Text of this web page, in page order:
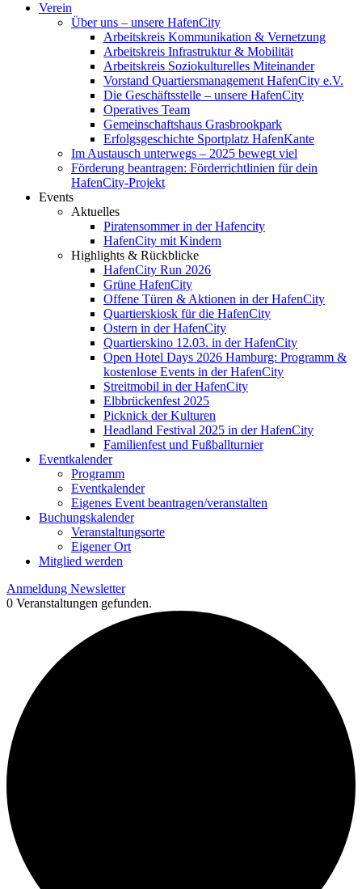
Verein
Über uns – unsere HafenCity
Arbeitskreis Kommunikation & Vernetzung
Arbeitskreis Infrastruktur & Mobilität
Arbeitskreis Soziokulturelles Miteinander
Vorstand Quartiersmanagement HafenCity e.V.
Die Geschäftsstelle – unsere HafenCity
Operatives Team
Gemeinschaftshaus Grasbrookpark
Erfolgsgeschichte Sportplatz HafenKante
Im Austausch unterwegs – 2025 bewegt viel
Förderung beantragen: Förderrichtlinien für dein
HafenCity-Projekt
Events
Aktuelles
Piratensommer in der Hafencity
HafenCity mit Kindern
Highlights & Rückblicke
HafenCity Run 2026
Grüne HafenCity
Offene Türen & Aktionen in der HafenCity
Quartierskiosk für die HafenCity
Ostern in der HafenCity
Quartierskino 12.03. in der HafenCity
Open Hotel Days 2026 Hamburg: Programm &
kostenlose Events in der HafenCity
Streitmobil in der HafenCity
Elbbrückenfest 2025
Picknick der Kulturen
Headland Festival 2025 in der HafenCity
Familienfest und Fußballturnier
Eventkalender
Programm
Eventkalender
Eigenes Event beantragen/veranstalten
Buchungskalender
Veranstaltungsorte
Eigener Ort
Mitglied werden
Anmeldung Newsletter
0 Veranstaltungen gefunden.